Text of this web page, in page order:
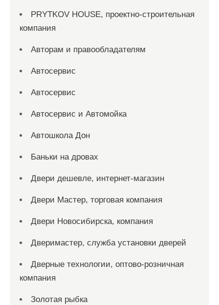
PRYTKOV HOUSE, проектно-строительная
компания
Авторам и правообладателям
Автосервис
Автосервис
Автосервис и Автомойка
Автошкола Дон
Баньки на дровах
Двери дешевле, интернет-магазин
Двери Мастер, торговая компания
Двери Новосибирска, компания
Дверимастер, служба установки дверей
Дверные технологии, оптово-розничная
компания
Золотая рыбка